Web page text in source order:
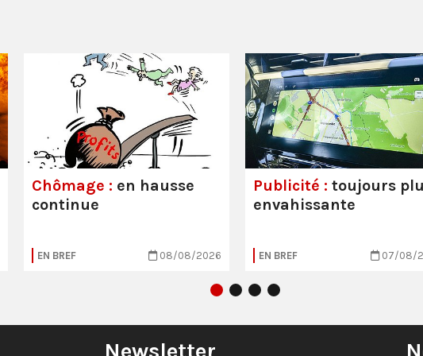
Chômage : en hausse
continue
EN BREF 08/08/2026
Publicité : toujours
envahissante
EN BREF 07/08/